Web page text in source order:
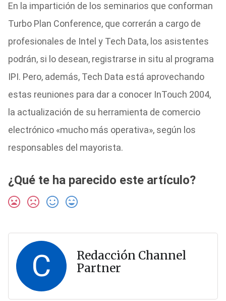
En la impartición de los seminarios que conforman
Turbo Plan Conference, que correrán a cargo de
profesionales de Intel y Tech Data, los asistentes
podrán, si lo desean, registrarse in situ al programa
IPI. Pero, además, Tech Data está aprovechando
estas reuniones para dar a conocer InTouch 2004,
la actualización de su herramienta de comercio
electrónico «mucho más operativa», según los
responsables del mayorista.
¿Qué te ha parecido este artículo?
C
Redacción Channel
Partner